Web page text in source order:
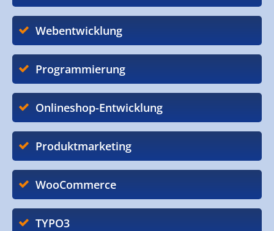
Webentwicklung
Programmierung
Onlineshop-Entwicklung
Produktmarketing
WooCommerce
TYPO3